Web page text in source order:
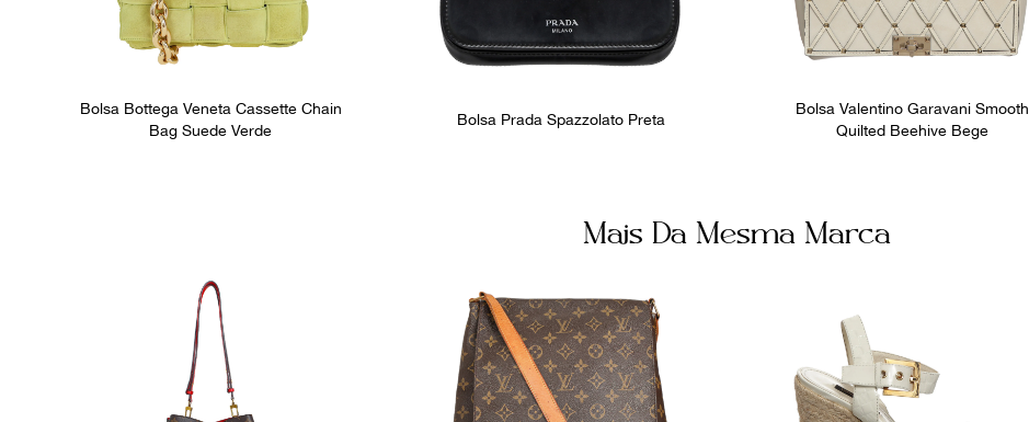
Bolsa Bottega Veneta Cassette Chain
Bag Suede Verde
Bolsa Prada Spazzolato Preta
Bolsa Valentino Garavani Smooth
Quilted Beehive Bege
Mais Da Mesma Marca